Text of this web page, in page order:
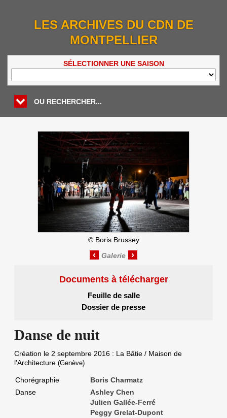
LES ARCHIVES DU CDN DE
MONTPELLIER
SÉLECTIONNER UNE SAISON
OU RECHERCHER...
© Boris Brussey
‹ ›
Documents à télécharger
Feuille de salle
Dossier de presse
Danse de nuit
Création le 2 septembre 2016 : La Bâtie / Maison de
l'Architecture (Genève)
Chorégraphie
Boris Charmatz
Danse
Ashley Chen
Julien Gallée-Ferré
Peggy Grelat-Dupont